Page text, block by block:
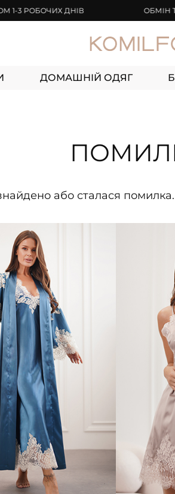
РОБОЧИХ ДНІВ ОБМІН ТА
ДОМАШНІЙ ОДЯГ
або сталася